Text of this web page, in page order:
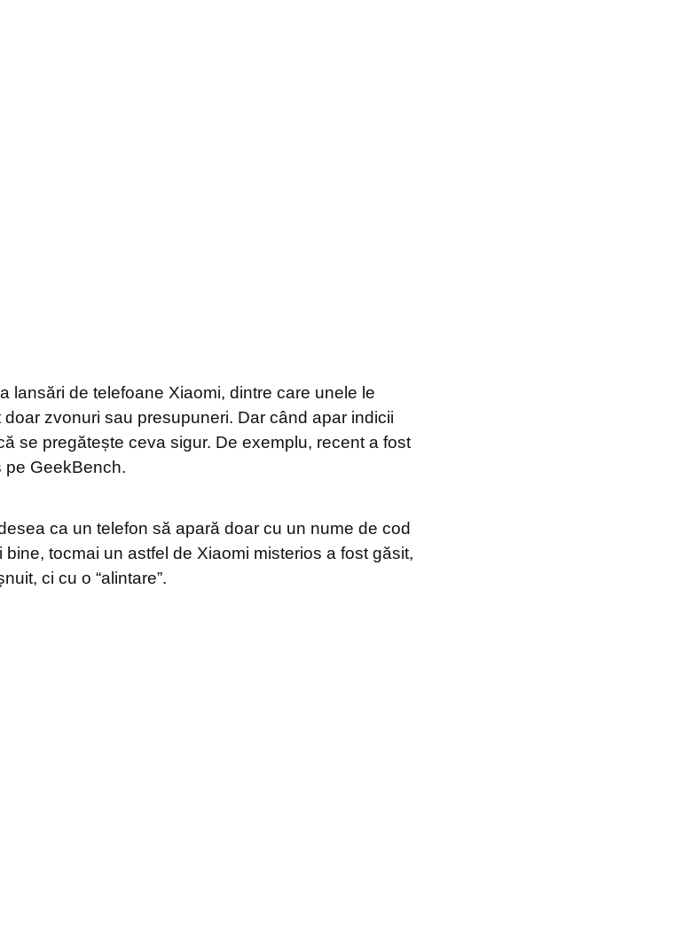
lansări de telefoane Xiaomi, dintre care unele le
zvonuri sau presupuneri. Dar când apar indicii
se pregătește ceva sigur. De exemplu, recent a fost
pe GeekBench.
ca un telefon să apară doar cu un nume de cod
tocmai un astfel de Xiaomi misterios a fost găsit,
ci cu o “alintare”.